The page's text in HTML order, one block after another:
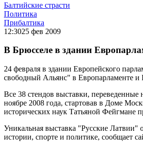
Балтийские страсти
Политика
Прибалтика
12:3025 фев 2009
В Брюсселе в здании
24 февраля в здании Европейского
свободный Альянс" в Европарламенте и
Все 38 стендов выставки,
ноябре 2008 года, стартовав в Доме
исторических наук Татьяной Фейгмане
Уникальная выставка "Русские Латвии"
истории, спорте и политике, сообщает